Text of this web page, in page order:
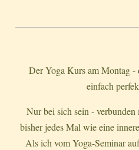
Der Yoga Kurs am Montag
einfach
Nur bei sich sein -
bisher jedes Mal wie eine
Als ich vom Yoga-Seminar